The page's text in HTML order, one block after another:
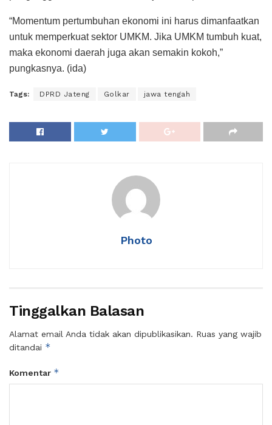
“Momentum pertumbuhan ekonomi ini harus dimanfaatkan
untuk memperkuat sektor UMKM. Jika UMKM tumbuh kuat,
maka ekonomi daerah juga akan semakin kokoh,”
pungkasnya. (ida)
Tags: DPRD Jateng Golkar jawa tengah
Photo
Tinggalkan Balasan
Alamat email Anda tidak akan dipublikasikan. Ruas yang wajib
ditandai *
Komentar *